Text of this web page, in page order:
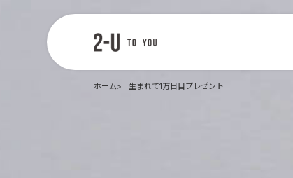
ユー
ホーム 生まれて1万日目プレゼント